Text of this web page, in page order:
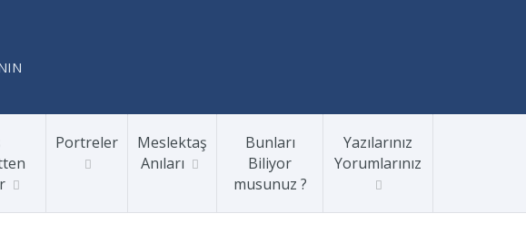
Portreler
Meslektaş
Anıları
Bunları
Biliyor
musunuz ?
Yazılarınız
Yorumlarınız